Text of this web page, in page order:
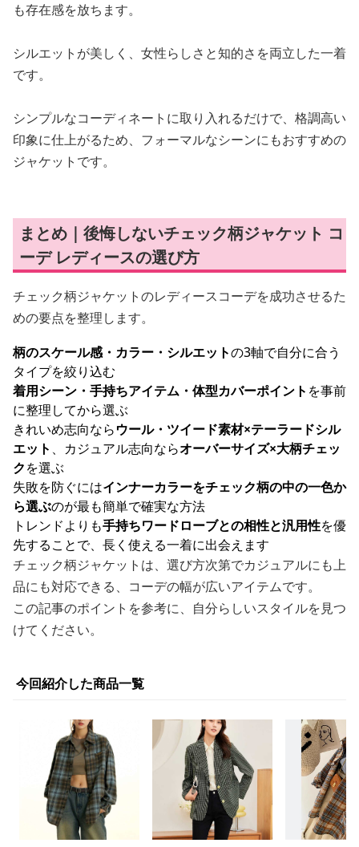
も存在感を放ちます。
シルエットが美しく、女性らしさと知的さを両立した一着
です。
シンプルなコーディネートに取り入れるだけで、格調高い
印象に仕上がるため、フォーマルなシーンにもおすすめの
ジャケットです。
まとめ｜後悔しないチェック柄ジャケット コ
ーデ レディースの選び方
チェック柄ジャケットのレディースコーデを成功させるた
めの要点を整理します。
柄のスケール感・カラー・シルエットの3軸で自分に合う
タイプを絞り込む
着用シーン・手持ちアイテム・体型カバーポイント を事前
に整理してから選ぶ
きれいめ志向ならウール・ツイード素材×テーラードシル
エット 、カジュアル志向ならオーバーサイズ×大柄チェッ
クを選ぶ
失敗を防ぐにはインナーカラーをチェック柄の中の一色か
ら選ぶのが最も簡単で確実な方法
トレンドよりも手持ちワードローブとの相性と汎用性を優
先することで、長く使える一着に出会えます
チェック柄ジャケットは、選び方次第でカジュアルにも上
品にも対応できる、コーデの幅が広いアイテムです。
この記事のポイントを参考に、自分らしいスタイルを見つ
けてください。
今回紹介した商品一覧